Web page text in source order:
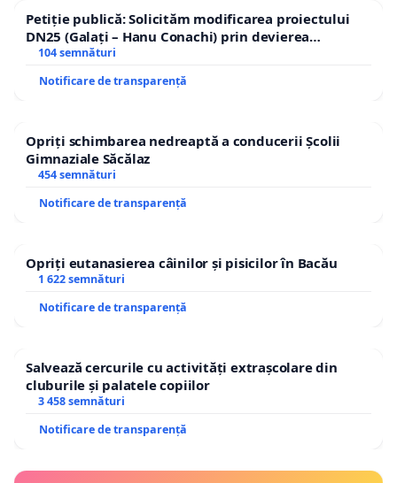
Petiție publică: Solicităm modificarea proiectului
DN25 (Galați – Hanu Conachi) prin devierea
traseului în afara localităților!
104 semnături
Notificare de transparență
Opriți schimbarea nedreaptă a conducerii Școlii
Gimnaziale Săcălaz
454 semnături
Notificare de transparență
Opriți eutanasierea câinilor și pisicilor în Bacău
1 622 semnături
Notificare de transparență
Salvează cercurile cu activități extrașcolare din
cluburile și palatele copiilor
3 458 semnături
Notificare de transparență